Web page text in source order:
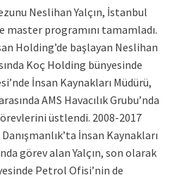
Neslihan Yalçın, İstanbul
programını tamamladı.
Holding’de başlayan Neslihan
Koç Holding bünyesinde
İnsan Kaynakları Müdürü,
AMS Havacılık Grubu’nda
üstlendi. 2008-2017
İnsan Kaynakları
görev alan Yalçın, son olarak
Petrol Ofisi’nin de